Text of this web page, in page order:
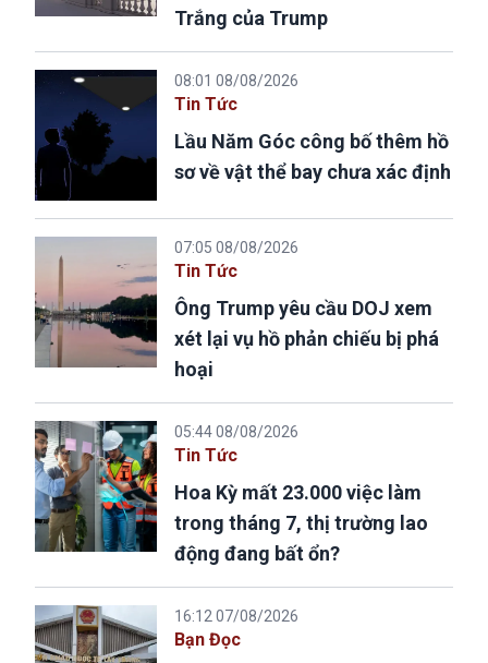
Trắng của Trump
08:01 08/08/2026
Tin Tức
Lầu Năm Góc công bố thêm hồ
sơ về vật thể bay chưa xác định
07:05 08/08/2026
Tin Tức
Ông Trump yêu cầu DOJ xem
xét lại vụ hồ phản chiếu bị phá
hoại
05:44 08/08/2026
Tin Tức
Hoa Kỳ mất 23.000 việc làm
trong tháng 7, thị trường lao
động đang bất ổn?
16:12 07/08/2026
Bạn Đọc